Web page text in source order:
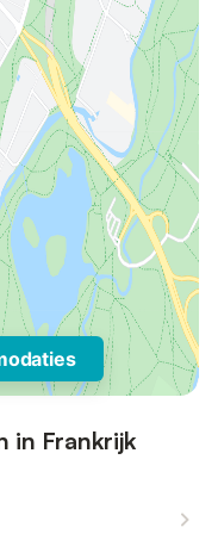
in Frankrijk